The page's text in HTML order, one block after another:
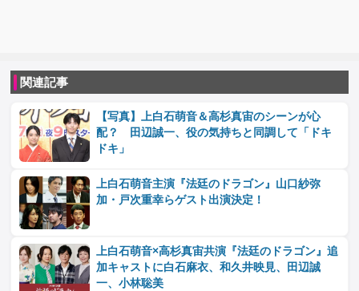
関連記事
【写真】上白石萌音＆高杉真宙のシーンが心
配？ 田辺誠一、役の気持ちと同調して「ドキ
ドキ」
上白石萌音主演『法廷のドラゴン』山口紗弥
加・戸次重幸らゲスト出演決定！
上白石萌音×高杉真宙共演『法廷のドラゴン』追
加キャストに白石麻衣、和久井映見、田辺誠
一、小林聡美